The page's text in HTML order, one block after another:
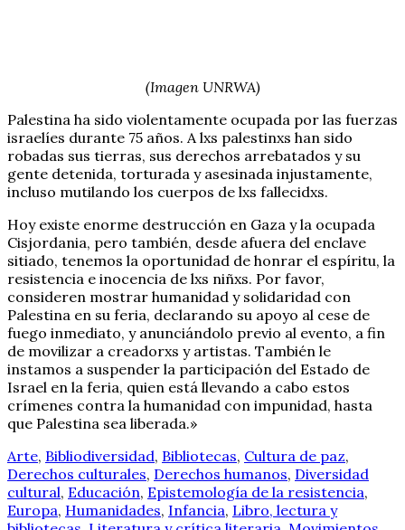
(Imagen UNRWA)
Palestina ha sido violentamente ocupada por las fuerzas
israelíes durante 75 años. A lxs palestinxs han sido
robadas sus tierras, sus derechos arrebatados y su
gente detenida, torturada y asesinada injustamente,
incluso mutilando los cuerpos de lxs fallecidxs.
Hoy existe enorme destrucción en Gaza y la ocupada
Cisjordania, pero también, desde afuera del enclave
sitiado, tenemos la oportunidad de honrar el espíritu, la
resistencia e inocencia de lxs niñxs. Por favor,
consideren mostrar humanidad y solidaridad con
Palestina en su feria, declarando su apoyo al cese de
fuego inmediato, y anunciándolo previo al evento, a fin
de movilizar a creadorxs y artistas. También le
instamos a suspender la participación del Estado de
Israel en la feria, quien está llevando a cabo estos
crímenes contra la humanidad con impunidad, hasta
que Palestina sea liberada.»
Arte, Bibliodiversidad, Bibliotecas, Cultura de paz,
Derechos culturales, Derechos humanos, Diversidad
cultural, Educación, Epistemología de la resistencia,
Europa, Humanidades, Infancia, Libro, lectura y